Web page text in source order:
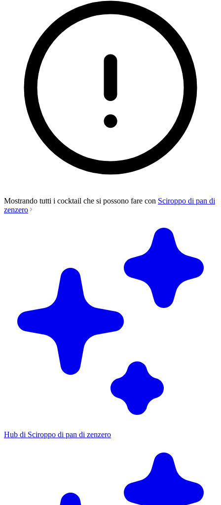
Mostrando tutti i cocktail che si possono fare con Sciroppo di pan di
zenzero
Hub di Sciroppo di pan di zenzero